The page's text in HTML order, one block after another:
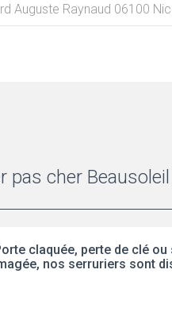
Auguste Raynaud 06100
pas cher Beausoleil
claquée, perte de clé ou
nos serruriers sont